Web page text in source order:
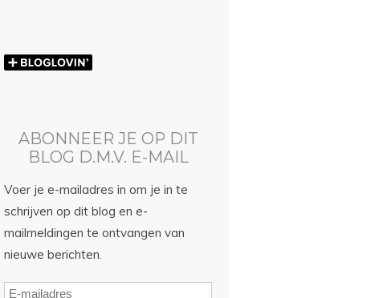
ABONNEER JE OP DIT
BLOG D.M.V. E-MAIL
Voer je e-mailadres in om je in te
schrijven op dit blog en e-
mailmeldingen te ontvangen van
nieuwe berichten.